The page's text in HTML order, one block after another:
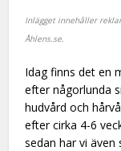
Inlägget innehåller
Åhlens.se.
Idag finns det en
efter någorlunda
hudvård och
efter cirka 4-6
sedan har vi även